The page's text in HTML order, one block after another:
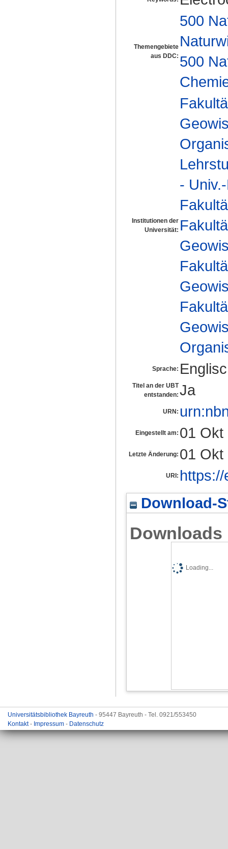
Themengebiete
aus DDC:
500
500
Institutionen der
Universität:
-
Sprache:
Titel an der UBT
entstanden: Ja
URN:
Eingestellt am: 01 Okt
Letzte Änderung: 01 Okt
URI:
Download-
Downloads
Loading...
Universitätsbibliothek Bayreuth - 95447 Bayreuth - Tel. 0921/553450
Kontakt- Impressum - Datenschutz